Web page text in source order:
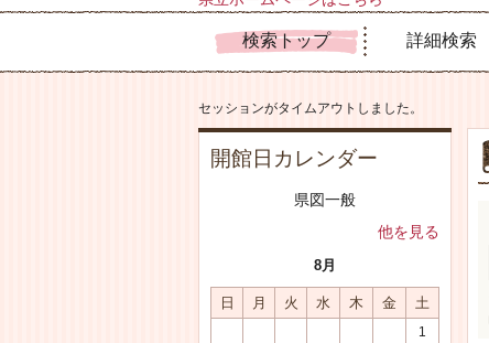
検索トップ 詳細検索
セッションがタイムアウトしました。
開館日カレンダー
県図一般
他を見る
8月
日 月 火 水 木 金 土
1